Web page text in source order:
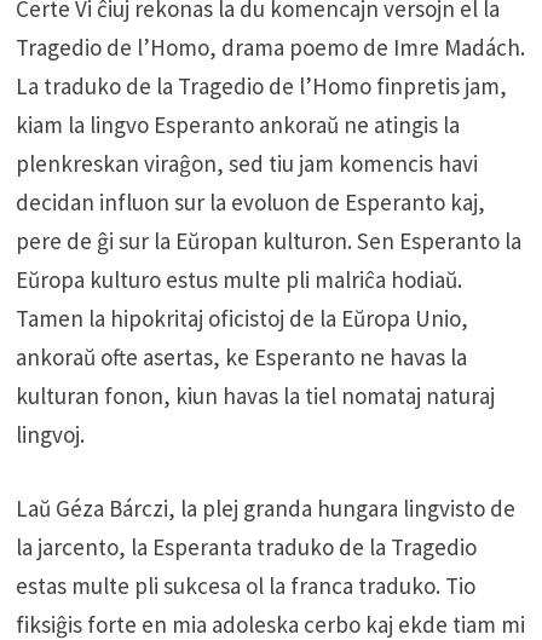
Certe Vi ĉiuj rekonas la du komencajn versojn el la
Tragedio de l’Homo, drama poemo de Imre Madách.
La traduko de la Tragedio de l’Homo finpretis jam,
kiam la lingvo Esperanto ankoraŭ ne atingis la
plenkreskan viraĝon, sed tiu jam komencis havi
decidan influon sur la evoluon de Esperanto kaj,
pere de ĝi sur la Eŭropan kulturon. Sen Esperanto la
Eŭropa kulturo estus multe pli malriĉa hodiaŭ.
Tamen la hipokritaj oficistoj de la Eŭropa Unio,
ankoraŭ ofte asertas, ke Esperanto ne havas la
kulturan fonon, kiun havas la tiel nomataj naturaj
lingvoj.
Laŭ Géza Bárczi, la plej granda hungara lingvisto de
la jarcento, la Esperanta traduko de la Tragedio
estas multe pli sukcesa ol la franca traduko. Tio
fiksiĝis forte en mia adoleska cerbo kaj ekde tiam mi